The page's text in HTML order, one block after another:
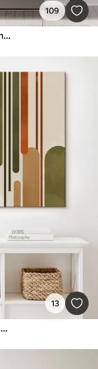
109
Schilderijen Abstractie met imitatie van grote penseelstreken
13
Schilderijen Lijnen en cirkels in verschillende kleuren